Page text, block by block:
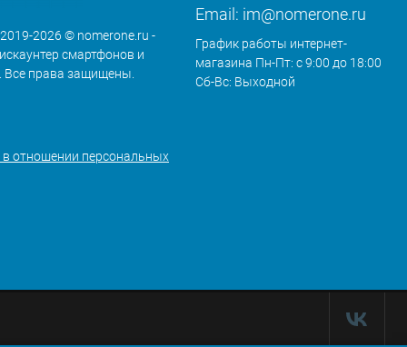
2026 © nomerone.ru -
смартфонов и
Все права защищены.
в отношении персональных
Email: im@nomerone.ru
График работы интернет-
магазина Пн-Пт: с 9:00 до 18:00
Сб-Вс: Выходной